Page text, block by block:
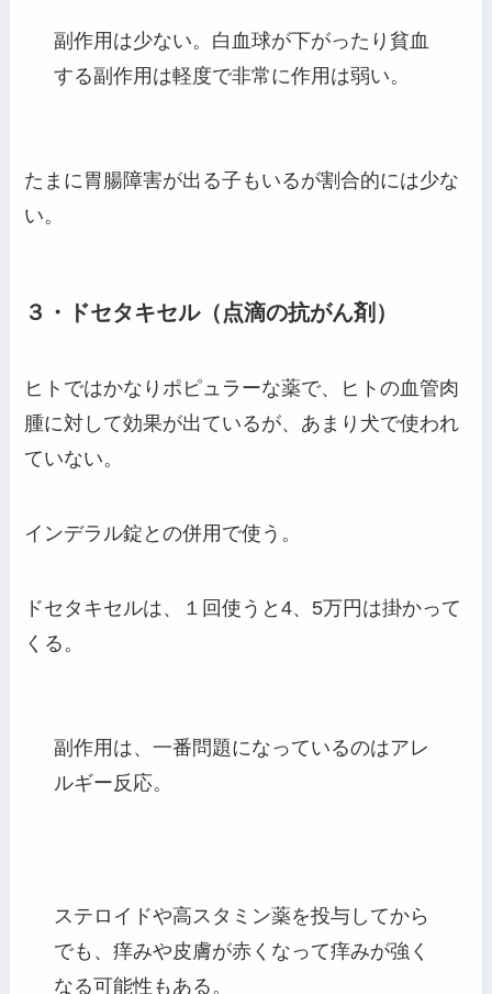
副作用は少ない。白血球が下がったり貧血
する副作用は軽度で非常に作用は弱い。
たまに胃腸障害が出る子もいるが割合的には少な
い。
３・ドセタキセル（点滴の抗がん剤）
ヒトではかなりポピュラーな薬で、ヒトの血管肉
腫に対して効果が出ているが、あまり犬で使われ
ていない。
インデラル錠との併用で使う。
ドセタキセルは、１回使うと4、5万円は掛かって
くる。
副作用は、一番問題になっているのはアレ
ルギー反応。
ステロイドや高スタミン薬を投与してから
でも、痒みや皮膚が赤くなって痒みが強く
なる可能性もある。